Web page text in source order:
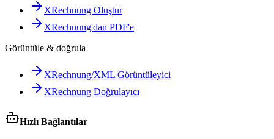
XRechnung Oluştur
XRechnung'dan PDF'e
Görüntüle & doğrula
XRechnung/XML Görüntüleyici
XRechnung Doğrulayıcı
Hızlı Bağlantılar